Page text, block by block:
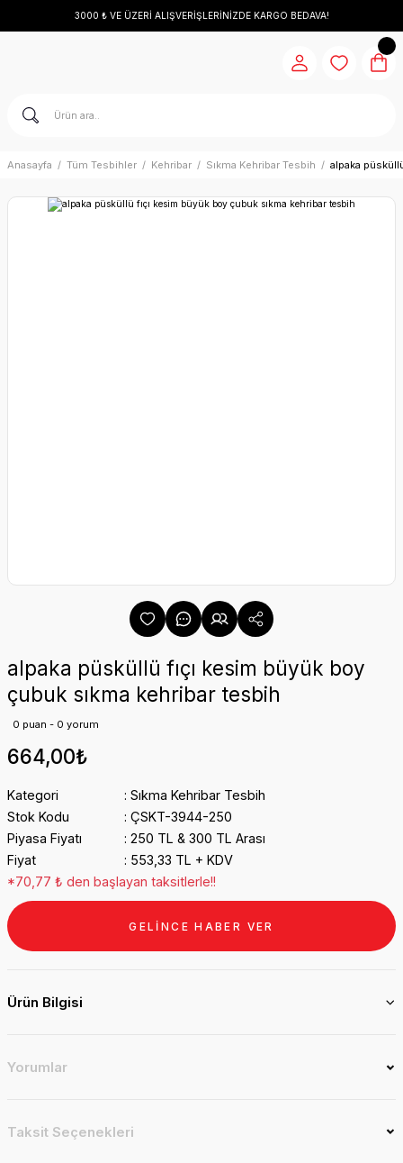
3000 ₺ VE ÜZERİ ALIŞVERİŞLERİNİZDE KARGO BEDAVA!
Anasayfa Tüm Tesbihler Kehribar Sıkma Kehribar Tesbih alpaka
alpaka püsküllü fıçı kesim büyük boy
çubuk sıkma kehribar tesbih
0 puan - 0 yorum
664,00₺
Kategori
Sıkma Kehribar Tesbih
Stok Kodu
ÇSKT-3944-250
Piyasa Fiyatı
250 TL & 300 TL Arası
Fiyat
553,33 TL + KDV
*70,77 ₺ den başlayan taksitlerle!!
GELİNCE HABER VER
Ürün Bilgisi
Yorumlar
Taksit Seçenekleri